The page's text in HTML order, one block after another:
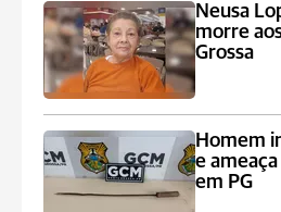
Neusa
morre
Grossa
Homem
e
em PG